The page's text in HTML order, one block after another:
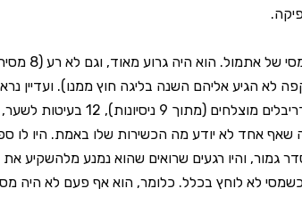
אני לא יודע לאכול את
לא הגיע אליהם השנה בליגה חוץ ממנו). ועדיין
דבר לא הלך לו. רק 3 דריבלים מוצלחים (מתוך 9
אחד לא יודע מה הכשירות שלו באמת. היו לו
גמור, והיו רגעים שרואים שהוא נמנע מלהשקיע
לא לוחץ בכלל. כלומר, הוא אף פעם לא היה